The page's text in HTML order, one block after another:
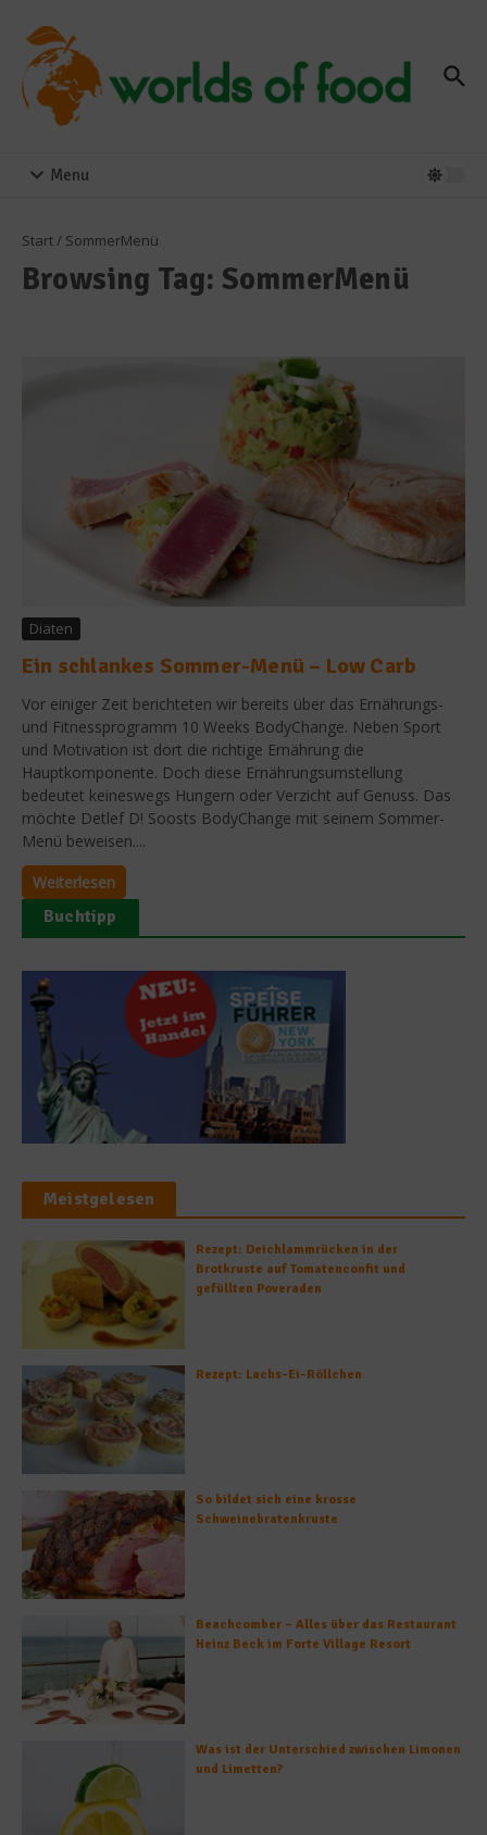
Menu
Start/ SommerMenü
Browsing Tag: SommerMenü
Diäten
Ein schlankes Sommer-Menü – Low Carb
Vor einiger Zeit berichteten wir bereits über das Ernährungs-
und Fitnessprogramm 10 Weeks BodyChange. Neben Sport
und Motivation ist dort die richtige Ernährung die
Hauptkomponente. Doch diese Ernährungsumstellung
bedeutet keineswegs Hungern oder Verzicht auf Genuss. Das
möchte Detlef D! Soosts BodyChange mit seinem Sommer-
Menü beweisen....
Weiterlesen
Buchtipp
Meistgelesen
Rezept: Deichlammrücken in der
Brotkruste auf Tomatenconfit und
gefüllten Poveraden
Rezept: Lachs-Ei-Röllchen
So bildet sich eine krosse
Schweinebratenkruste
Beachcomber – Alles über das Restaurant
Heinz Beck im Forte Village Resort
Was ist der Unterschied zwischen Limonen
und Limetten?